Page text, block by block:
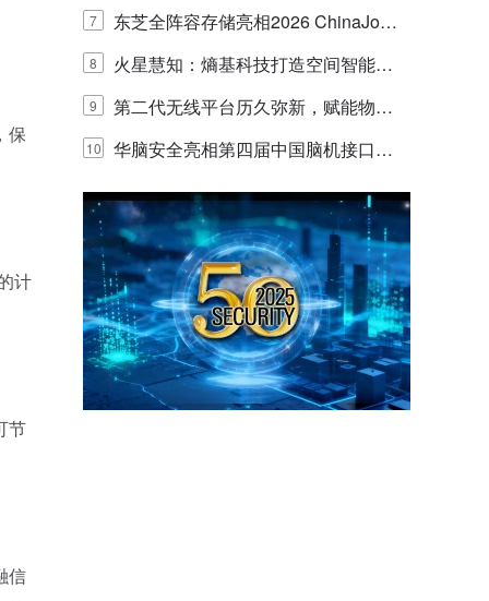
保
计
节
信
的实践与探讨
7
东芝全阵容存储亮相2026 ChinaJo
y，以海量数据底座赋能“与AI同游”新
体验
8
火星慧知：熵基科技打造空间智能时
代的认知中枢
9
第二代无线平台历久弥新，赋能物联
网创新迭代
10
华脑安全亮相第四届中国脑机接口大
赛 工业安全脑机接口技术赢行业顶级
专家关注